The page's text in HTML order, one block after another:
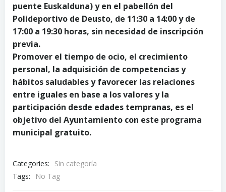
puente Euskalduna) y en el pabellón del
Polideportivo de Deusto, de 11:30 a 14:00 y de
17:00 a 19:30 horas, sin necesidad de inscripción
previa.
Promover el tiempo de ocio, el crecimiento
personal, la adquisición de competencias y
hábitos saludables y favorecer las relaciones
entre iguales en base a los valores y la
participación desde edades tempranas, es el
objetivo del Ayuntamiento con este programa
municipal gratuito.
Categories:
Sin categoría
Tags:
No Tag